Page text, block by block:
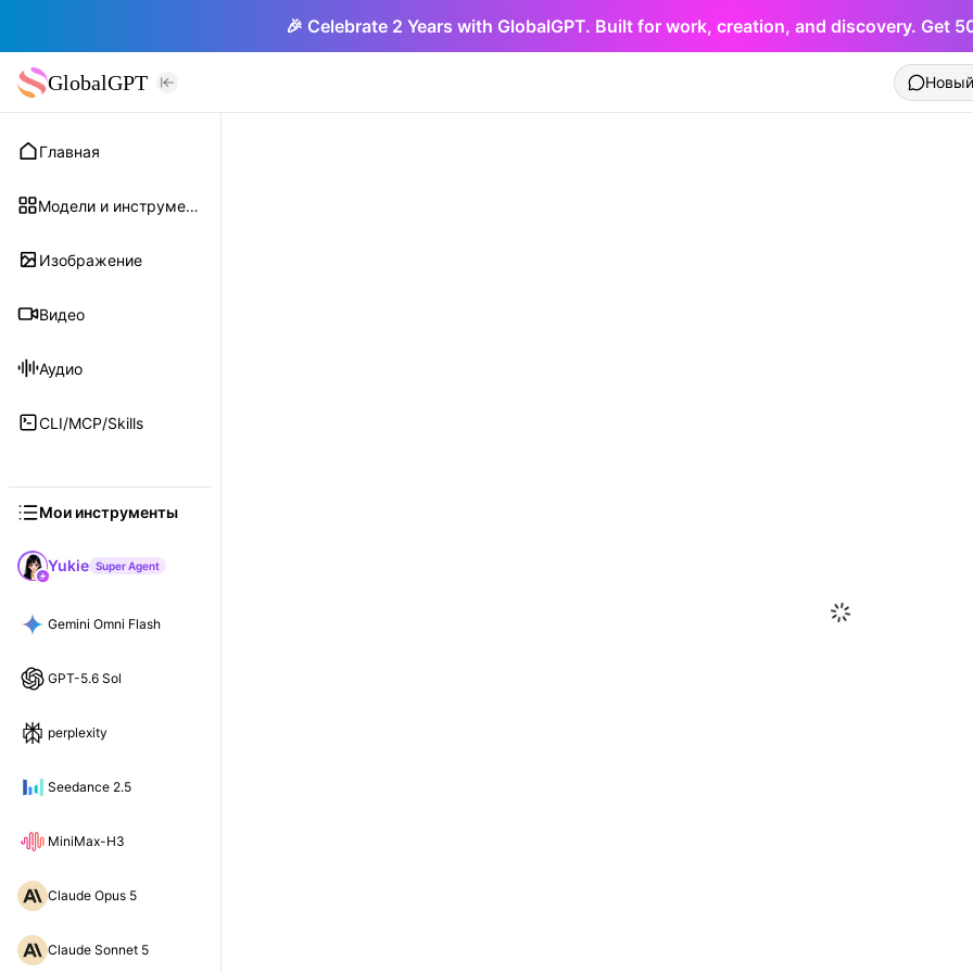
🎉 Celebrate 2 Years with GlobalGPT. Built for work, creation, and discovery. Get
GlobalGPT
Главная
Модели и инструменты
Изображение
Видео
Аудио
CLI/MCP/Skills
Мои инструменты
Yukie Super Agent
Gemini Omni Flash
GPT-5.6 Sol
perplexity
Seedance 2.5
MiniMax-H3
Claude Opus 5
Claude Sonnet 5